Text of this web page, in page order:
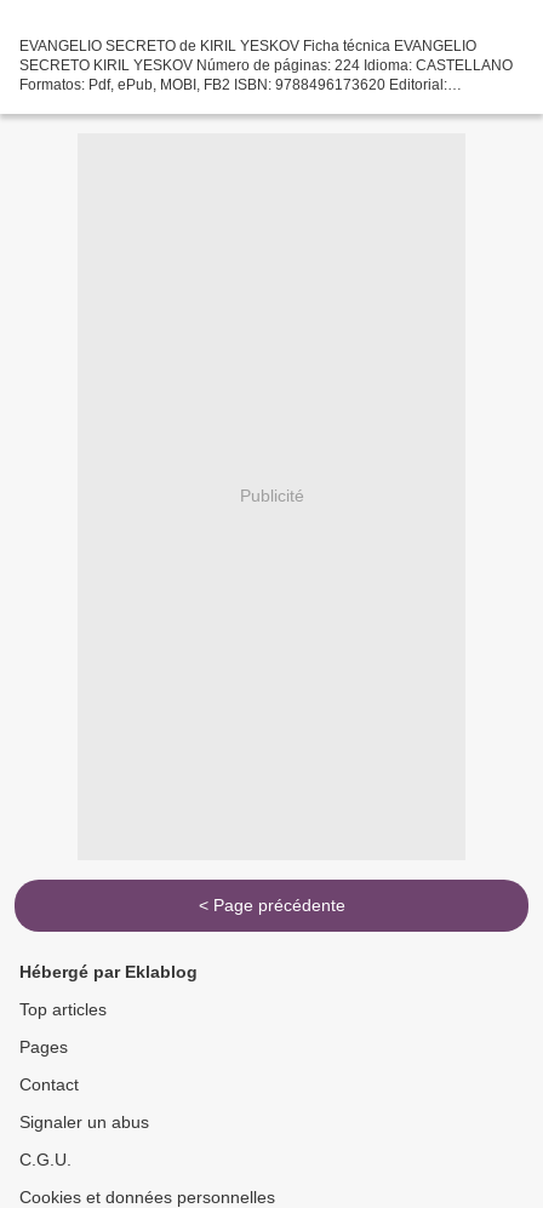
EVANGELIO SECRETO de KIRIL YESKOV Ficha técnica EVANGELIO
SECRETO KIRIL YESKOV Número de páginas: 224 Idioma: CASTELLANO
Formatos: Pdf, ePub, MOBI, FB2 ISBN: 9788496173620 Editorial:
libros...
Publicité
< Page précédente
Hébergé par Eklablog
Top articles
Pages
Contact
Signaler un abus
C.G.U.
Cookies et données personnelles